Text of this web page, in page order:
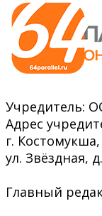
Учредитель:
Адрес
г. Костомукша,
ул. Звёздная,
Главный